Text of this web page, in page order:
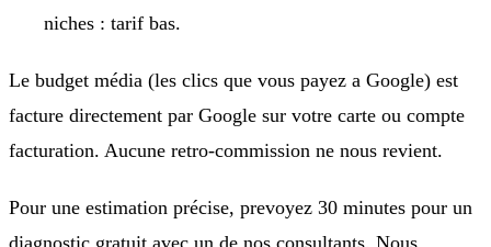
niches : tarif bas.
Le budget média (les clics que vous payez a Google) est
facture directement par Google sur votre carte ou compte
facturation. Aucune retro-commission ne nous revient.
Pour une estimation précise, prevoyez 30 minutes pour un
diagnostic gratuit avec un de nos consultants. Nous